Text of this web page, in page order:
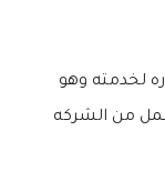
لخدمته وهو
من الشركه